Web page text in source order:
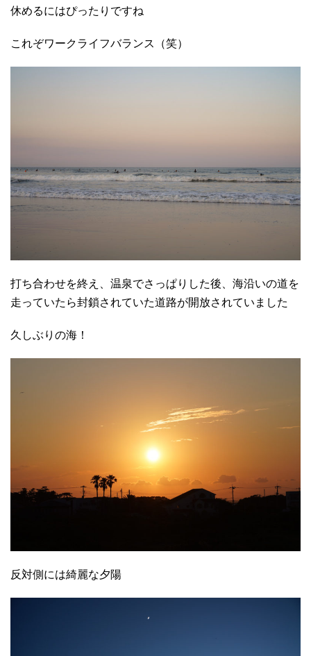
休めるにはぴったりですね
これぞワークライフバランス（笑）
打ち合わせを終え、温泉でさっぱりした後、海沿いの道を
走っていたら封鎖されていた道路が開放されていました
久しぶりの海！
反対側には綺麗な夕陽